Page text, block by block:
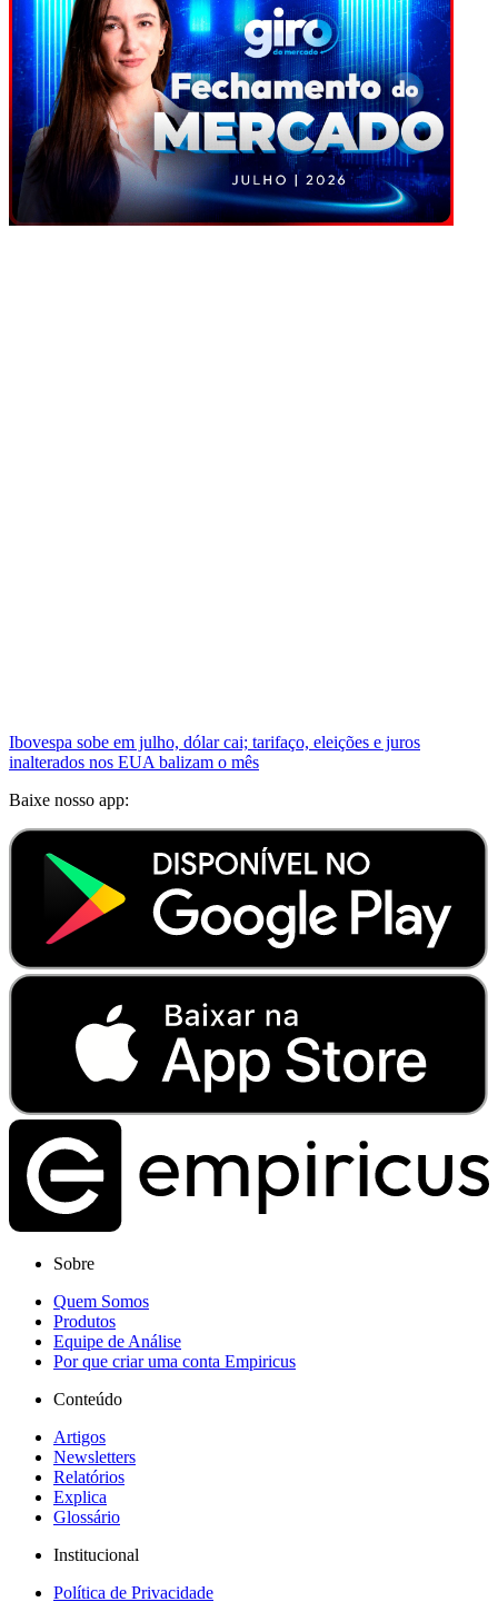
Ibovespa sobe em julho, dólar cai; tarifaço, eleições e juros
inalterados nos EUA balizam o mês
Baixe nosso app:
Sobre
Quem Somos
Produtos
Equipe de Análise
Por que criar uma conta Empiricus
Conteúdo
Artigos
Newsletters
Relatórios
Explica
Glossário
Institucional
Política de Privacidade